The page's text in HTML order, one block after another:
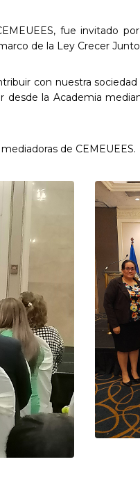
fue invitado
de la Ley Crecer
con nuestra
desde la Academia
de CEMEUEES.